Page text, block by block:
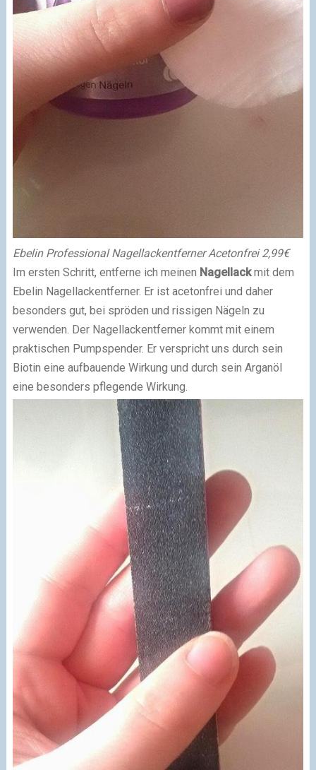
Ebelin Professional Nagellackentferner Acetonfrei 2,99€
Im ersten Schritt, entferne ich meinen Nagellackmit dem
Ebelin Nagellackentferner. Er ist acetonfrei und daher
besonders gut, bei spröden und rissigen Nägeln zu
verwenden. Der Nagellackentferner kommt mit einem
praktischen Pumpspender. Er verspricht uns durch sein
Biotin eine aufbauende Wirkung und durch sein Arganöl
eine besonders pflegende Wirkung.